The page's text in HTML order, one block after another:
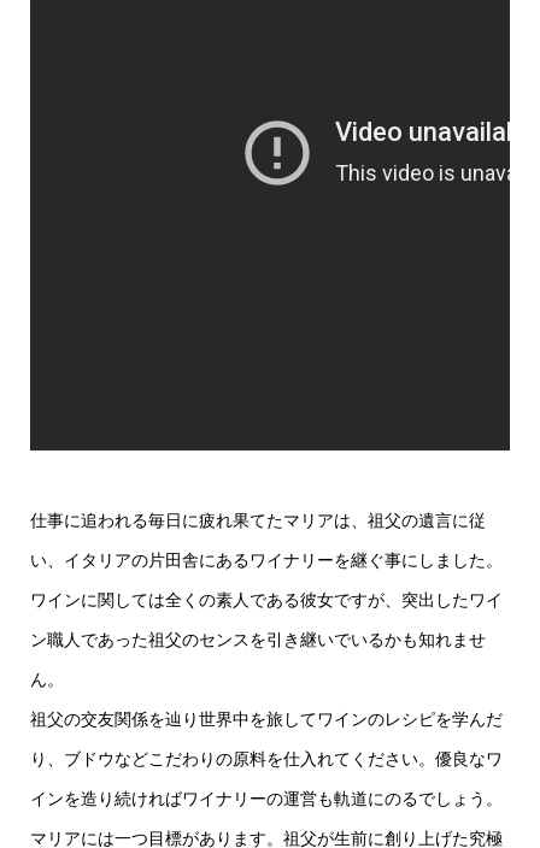
仕事に追われる毎日に疲れ果てたマリアは、祖父の遺言に従
い、イタリアの片田舎にあるワイナリーを継ぐ事にしました。
ワインに関しては全くの素人である彼女ですが、突出したワイ
ン職人であった祖父のセンスを引き継いでいるかも知れませ
ん。
祖父の交友関係を辿り世界中を旅してワインのレシピを学んだ
り、ブドウなどこだわりの原料を仕入れてください。優良なワ
インを造り続ければワイナリーの運営も軌道にのるでしょう。
マリアには一つ目標があります。祖父が生前に創り上げた究極